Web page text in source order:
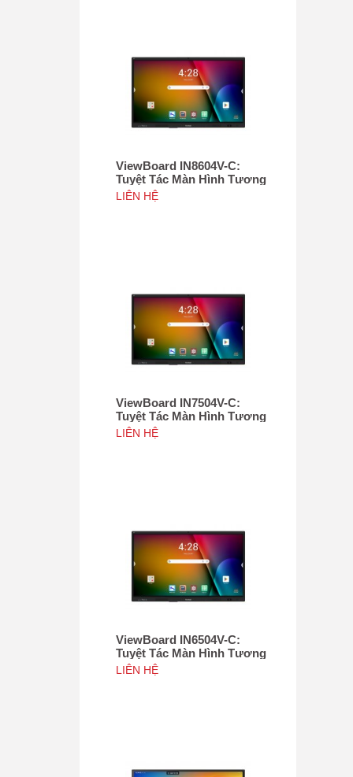
ViewBoard IN8604V-C:
Tuyệt Tác Màn Hình Tương
Tác 86", Tích hợp camera
4K độ phân giải 50MP, NFC
LIÊN HỆ
ViewBoard IN7504V-C:
Tuyệt Tác Màn Hình Tương
Tác 75", Tích hợp camera
4K độ phân giải 50MP, NFC
LIÊN HỆ
ViewBoard IN6504V-C:
Tuyệt Tác Màn Hình Tương
Tác 65inch, Tích hợp
camera 4K độ phân giải
LIÊN HỆ